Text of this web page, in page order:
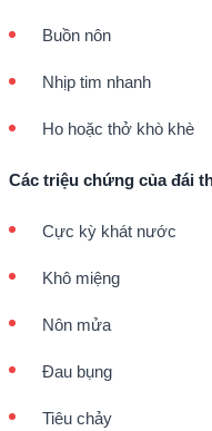
Buồn nôn
Nhịp tim nhanh
Ho hoặc thở khò khè
Các triệu chứng của đái
Cực kỳ khát nước
Khô miệng
Nôn mửa
Đau bụng
Tiêu chảy